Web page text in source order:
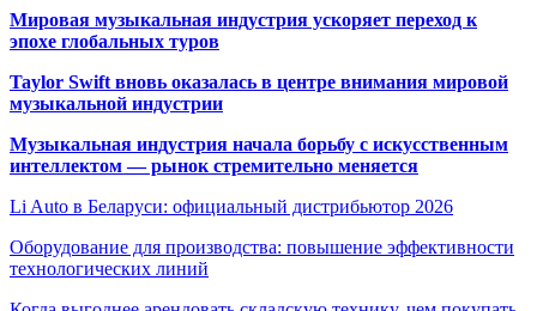
Мировая музыкальная индустрия ускоряет переход к
эпохе глобальных туров
Taylor Swift вновь оказалась в центре внимания мировой
музыкальной индустрии
Музыкальная индустрия начала борьбу с искусственным
интеллектом — рынок стремительно меняется
Li Auto в Беларуси: официальный дистрибьютор 2026
Оборудование для производства: повышение эффективности
технологических линий